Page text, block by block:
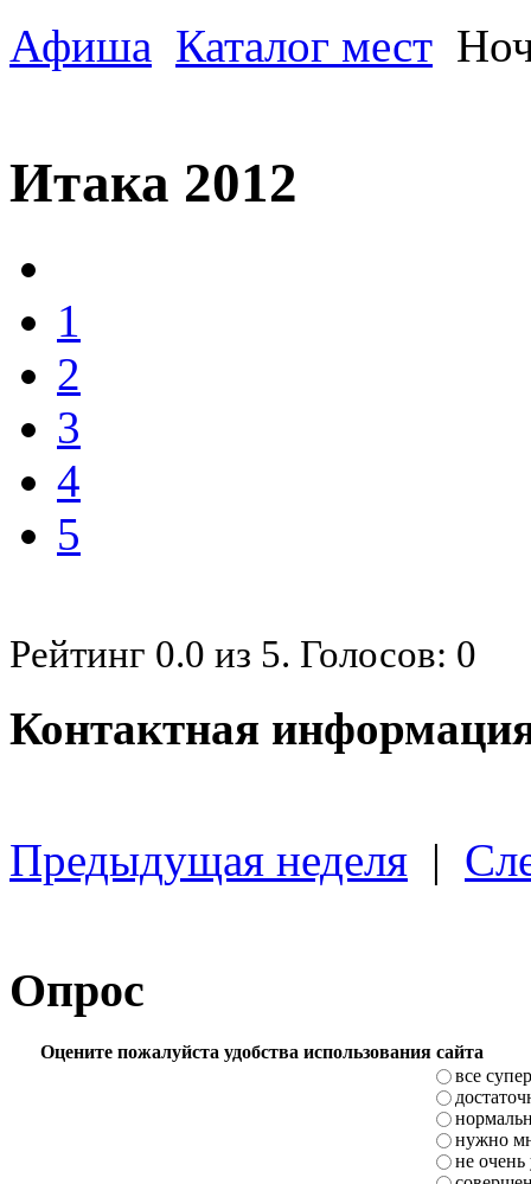
Афиша Каталог мест
Итака 2012
1
2
3
4
5
Рейтинг 0.0 из 5. Голосов: 0
Контактная
Предыдущая неделя |
Опрос
Оцените пожалуйста удобства использования сайта
все супер
нужно
не очень